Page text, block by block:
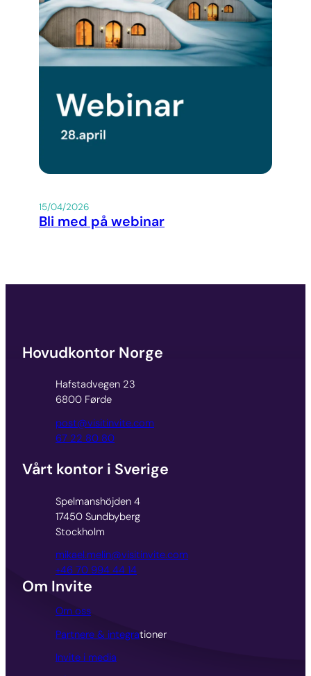
15/04/2026
Bli med på webinar
Hovudkontor Norge
Hafstadvegen 23
6800 Førde
post@visitinvite.com
67 22 80 80
Vårt kontor i Sverige
Spelmanshöjden 4
17450 Sundbyberg
Stockholm
mikael.melin@visitinvite.com
+46 70 994 44 14
Om Invite
Om oss
Partnere & integrationer
Invite i media